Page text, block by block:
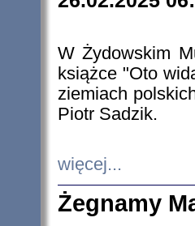
W Żydowskim
książce "Oto
ziemiach
Piotr Sadzik.
więcej...
Żegnamy